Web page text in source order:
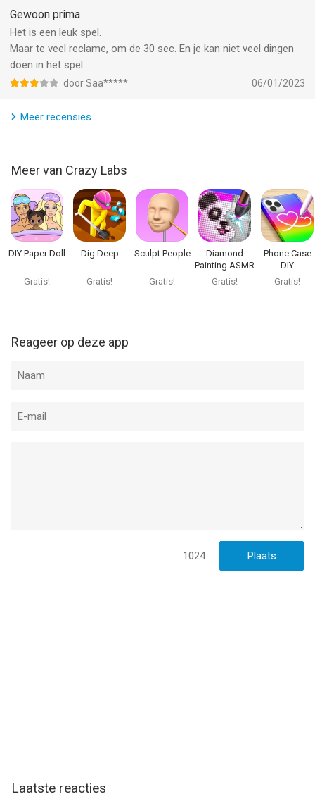
aanrader is!
Gewoon prima
Het is een leuk spel.
Maar te veel reclame, om de 30 sec. En je kan niet veel dingen
doen in het spel.
door Saa***** 06/01/2023
Meer recensies
Meer van Crazy Labs
DIY Paper Doll
Gratis!
Dig Deep
Gratis!
Sculpt People
Gratis!
Diamond
Painting ASMR
Coloring
Gratis!
Phone Case
DIY
Gratis!
Reageer op deze app
1024
Laatste reacties